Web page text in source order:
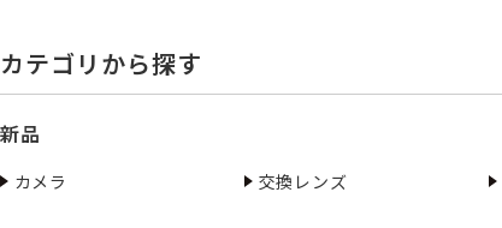
カテゴリから探す
新品
カメラ 交換レンズ